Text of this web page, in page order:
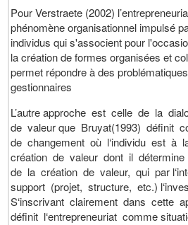
Pour Verstraete (2002)
phénomène organisationnel impulsé
individus qui s'associent pour
la création de formes organisées et
permet répondre à des
gestionnaires
L’autre approche est celle de la
de valeur que Bruyat(1993) définit
de changement où l‘individu est à
création de valeur dont il
de la création de valeur, qui par
support (projet, structure, etc.)
S‘inscrivant clairement dans cette
définit l‘entrepreneuriat comme